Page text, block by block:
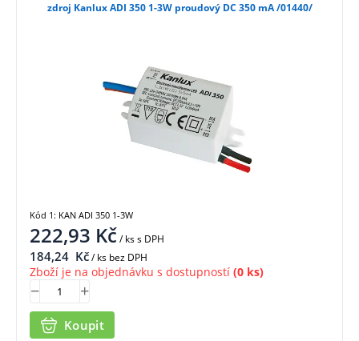
zdroj Kanlux ADI 350 1-3W proudový DC 350 mA /01440/
222,93 Kč/ kss DPH
184,24 Kč/ ks bez DPH
Zboží je na objednávku s dostupností (0 ks)
Koupit
Kód 1: KAN ADI 350 1-3W